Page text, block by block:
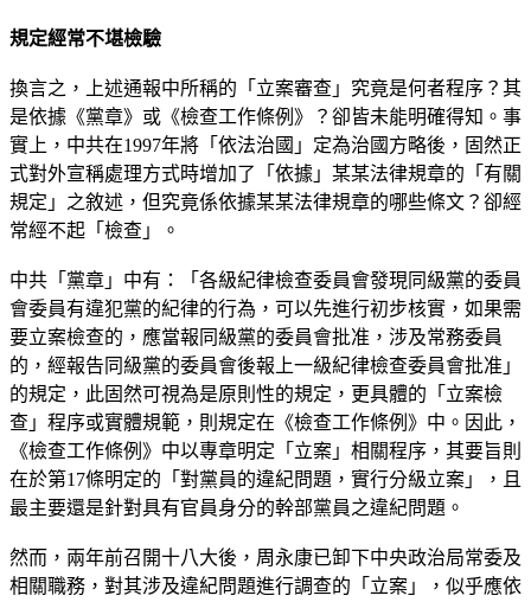
規定經常不堪檢驗
換言之，上述通報中所稱的「立案審查」究竟是何者程序？其
是依據《黨章》或《檢查工作條例》？卻皆未能明確得知。事
實上，中共在1997年將「依法治國」定為治國方略後，固然正
式對外宣稱處理方式時增加了「依據」某某法律規章的「有關
規定」之敘述，但究竟係依據某某法律規章的哪些條文？卻經
常經不起「檢查」。
中共「黨章」中有：「各級紀律檢查委員會發現同級黨的委員
會委員有違犯黨的紀律的行為，可以先進行初步核實，如果需
要立案檢查的，應當報同級黨的委員會批准，涉及常務委員
的，經報告同級黨的委員會後報上一級紀律檢查委員會批准」
的規定，此固然可視為是原則性的規定，更具體的「立案檢
查」程序或實體規範，則規定在《檢查工作條例》中。因此，
《檢查工作條例》中以專章明定「立案」相關程序，其要旨則
在於第17條明定的「對黨員的違紀問題，實行分級立案」，且
最主要還是針對具有官員身分的幹部黨員之違紀問題。
然而，兩年前召開十八大後，周永康已卸下中央政治局常委及
相關職務，對其涉及違紀問題進行調查的「立案」，似乎應依